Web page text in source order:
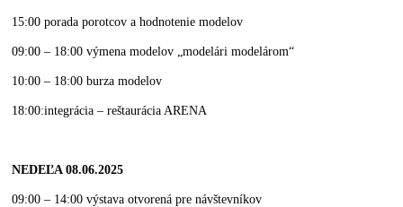
15:00 porada porotcov a hodnotenie modelov
09:00 – 18:00 výmena modelov „modelári modelárom“
10:00 – 18:00 burza modelov
18:00:integrácia – reštaurácia ARENA
NEDEĽA 08.06.2025
09:00 – 14:00 výstava otvorená pre návštevníkov